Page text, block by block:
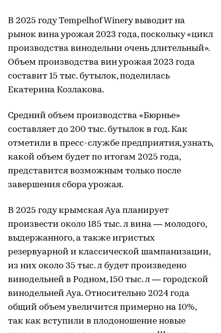
В 2025 году Tempelhof Winery выводит на
рынок вина урожая 2023 года, поскольку «цикл
производства винодельни очень длительный».
Объем производства вин урожая 2023 года
составит 15 тыс. бутылок, поделилась
Екатерина Козлакова.
Средний объем производства «Бюрнье»
составляет до 200 тыс. бутылок в год. Как
отметили в пресс-службе предприятия, узнать,
какой объем будет по итогам 2025 года,
представится возможным только после
завершения сбора урожая.
В 2025 году крымская Aya планирует
произвести около 185 тыс. л вина — молодого,
выдержанного, а также игристых
резервуарной и классической шампанизации,
из них около 35 тыс. л будет произведено
винодельней в Родном, 150 тыс. л — городской
винодельней Aya. Относительно 2024 года
общий объем увеличится примерно на 10%,
так как вступили в плодоношение новые